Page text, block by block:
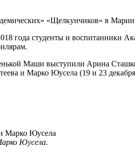
«Щелкунчиков» в
года студенты и воспитанники
Маши выступили Арина
и Марко Юусела (19 и 23
Юусела.